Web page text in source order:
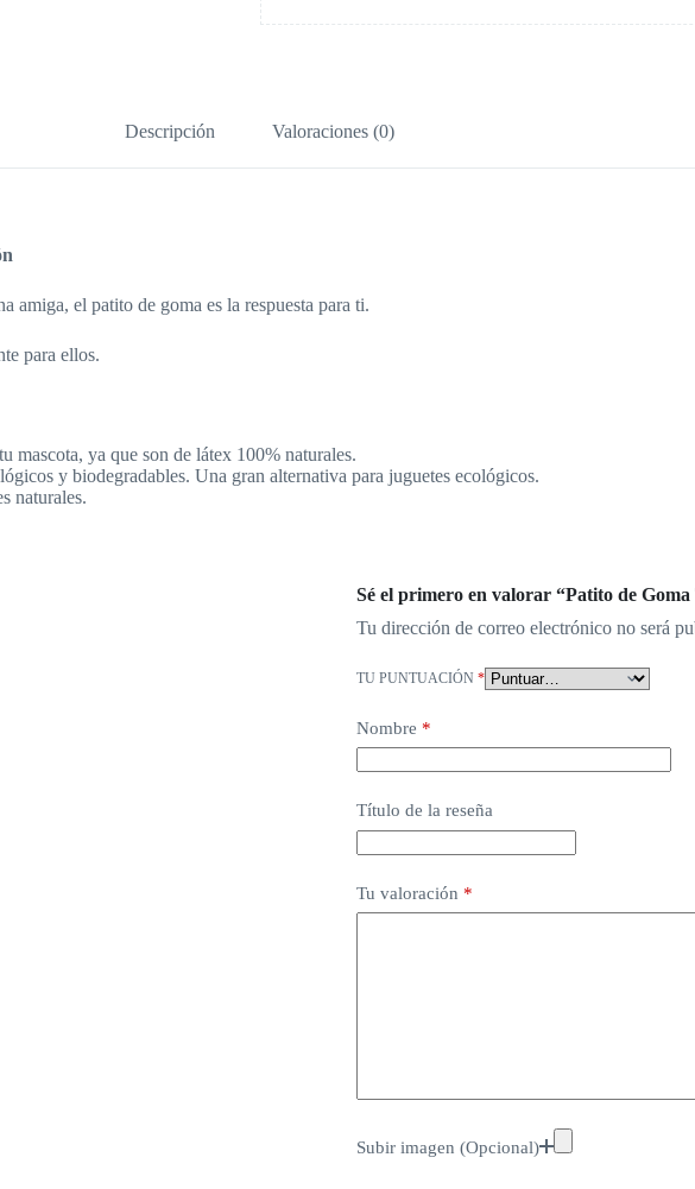
Descripción Valoraciones (0)
amiga, el patito de goma es la respuesta para ti.
para ellos.
mascota, ya que son de látex 100% naturales.
y biodegradables. Una gran alternativa para juguetes ecológicos.
naturales.
Sé el primero en valorar “Patito de
Tu dirección de correo electrónico no será
TU PUNTUACIÓN *
Nombre *
Título de la reseña
Tu valoración *
Subir imagen (Opcional)